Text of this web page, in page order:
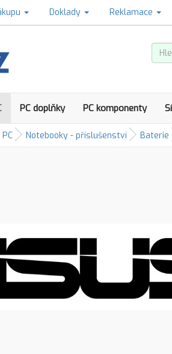
Doklady Reklamace
PC doplňky PC komponenty
Notebooky - příslušenství Baterie